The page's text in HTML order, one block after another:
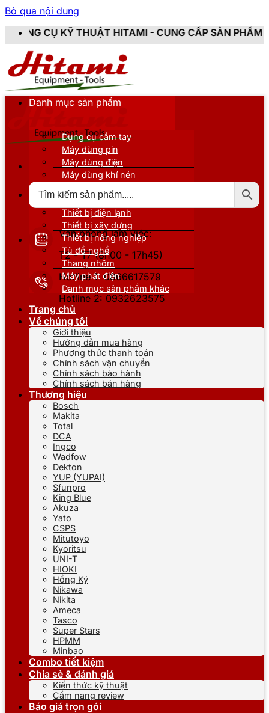
Bỏ qua nội dung
HITAMI - CUNG CẤP SẢN PHẨM CHÍNH HÃNG,
Văn phòng làm việc:
T2 - T7 (8h00 - 17h45)
Hotline 1: 0866617579
Hotline 2: 0932623575
Danh mục sản phẩm
Dụng cụ cầm tay
Máy dùng pin
Máy dùng điện
Máy dùng khí nén
Thiết bị nâng đỡ
Thiết bị điện lạnh
Thiết bị xây dựng
Thiết bị nông nghiệp
Tủ đồ nghề
Thang nhôm
Máy phát điện
Danh mục sản phẩm khác
Trang chủ
Về chúng tôi
Giới thiệu
Hướng dẫn mua hàng
Phương thức thanh toán
Chính sách vận chuyển
Chính sách bảo hành
Chính sách bán hàng
Thương hiệu
Bosch
Makita
Total
DCA
Ingco
Wadfow
Dekton
YUP (YUPAI)
Sfunpro
King Blue
Akuza
Yato
CSPS
Mitutoyo
Kyoritsu
UNI-T
HIOKI
Hồng Ký
Nikawa
Nikita
Ameca
Tasco
Super Stars
HPMM
Minbao
Combo tiết kiệm
Chia sẻ & đánh giá
Kiến thức kỹ thuật
Cẩm nang review
Báo giá trọn gói